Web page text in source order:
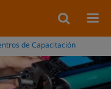
de Capacitación